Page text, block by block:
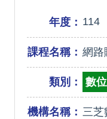
年度： 114
課程名稱： 網路
類別： 數
機構名稱： 三芝